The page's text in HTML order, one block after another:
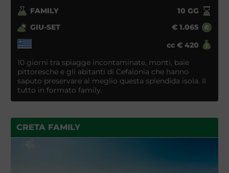
FAMILY 10 GG
GIU-SET
€ 1.065
cc € 420
10 giorni tra spiagge incontaminate, monti, baie
pittoresche e gli abitanti di Cefalonia che hanno
saputo preservare al meglio questa splendida isola. Il
tutto in formato family.
CRETA FAMILY